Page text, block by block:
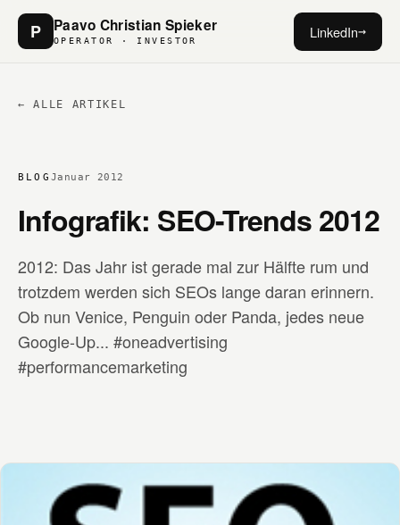
P Paavo Christian Spieker
OPERATOR · INVESTOR LinkedIn→
← ALLE ARTIKEL
BLOG Januar 2012
Infografik: SEO-Trends 2012
2012: Das Jahr ist gerade mal zur Hälfte rum und
trotzdem werden sich SEOs lange daran erinnern.
Ob nun Venice, Penguin oder Panda, jedes neue
Google-Up... #oneadvertising
#performancemarketing